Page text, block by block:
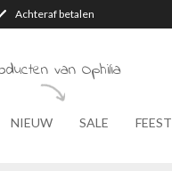
Achteraf betalen
van Ophilia
NIEUW SALE FEEST